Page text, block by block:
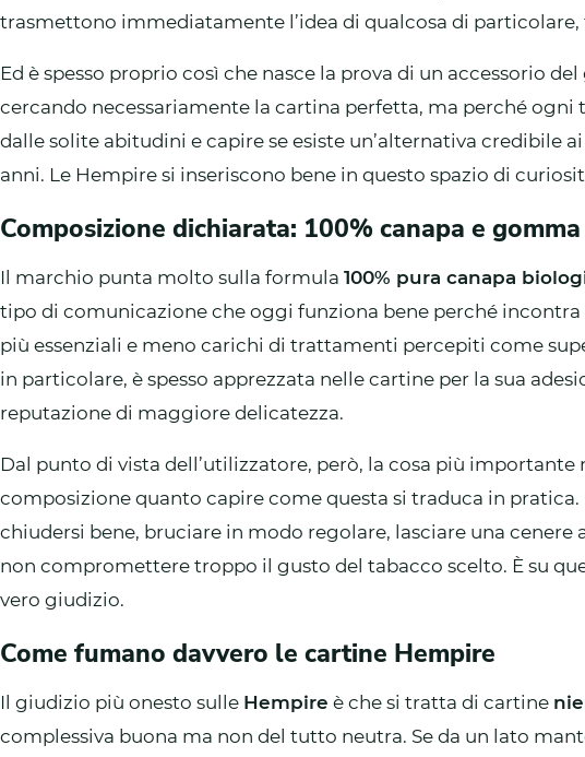
trasmettono immediatamente l’idea di qualcosa di
Ed è spesso proprio così che nasce la prova di un accessorio
cercando necessariamente la cartina perfetta, ma perché ogni
dalle solite abitudini e capire se esiste un’alternativa credibile
anni. Le Hempire si inseriscono bene in questo spazio di
Composizione dichiarata: 100% canapa e
Il marchio punta molto sulla formula 100% pura canapa
tipo di comunicazione che oggi funziona bene perché incontra
più essenziali e meno carichi di trattamenti percepiti come
in particolare, è spesso apprezzata nelle cartine per la sua
reputazione di maggiore delicatezza.
Dal punto di vista dell’utilizzatore, però, la cosa più importante
composizione quanto capire come questa si traduca in pratica.
chiudersi bene, bruciare in modo regolare, lasciare una
non compromettere troppo il gusto del tabacco scelto. È su
vero giudizio.
Come fumano davvero le cartine Hempire
Il giudizio più onesto sulle Hempire è che si tratta di cartine
complessiva buona ma non del tutto neutra. Se da un lato